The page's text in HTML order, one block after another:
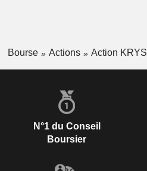
Bourse Actions Action KRYS
N°1 du Conseil
Boursier